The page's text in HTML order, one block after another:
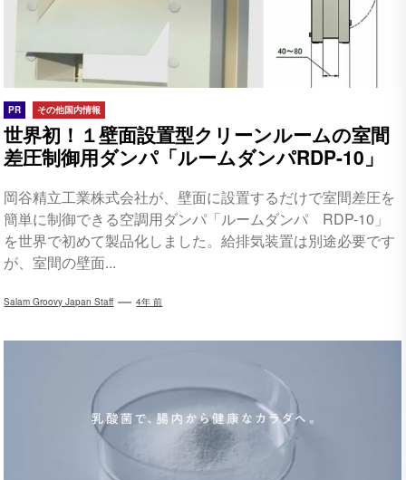
PR その他国内情報
世界初！１壁面設置型クリーンルームの室間
差圧制御用ダンパ「ルームダンパRDP-10」
岡谷精立工業株式会社が、壁面に設置するだけで室間差圧を
簡単に制御できる空調用ダンパ「ルームダンパ RDP-10」
を世界で初めて製品化しました。給排気装置は別途必要です
が、室間の壁面...
Salam Groovy Japan Staff 4年 前